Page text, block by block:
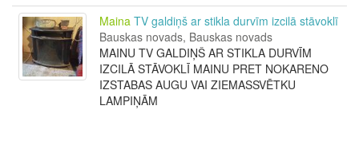
Maina TV galdiņš ar stikla durvīm izcilā stāvoklī
Bauskas novads, Bauskas novads
MAINU TV GALDIŅŠ AR STIKLA DURVĪM
IZCILĀ STĀVOKLĪ MAINU PRET NOKARENO
IZSTABAS AUGU VAI ZIEMASSVĒTKU
LAMPIŅĀM